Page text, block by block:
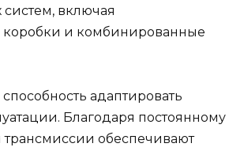
включая
коробки и комбинированные
адаптировать
Благодаря постоянному
трансмиссии обеспечивают